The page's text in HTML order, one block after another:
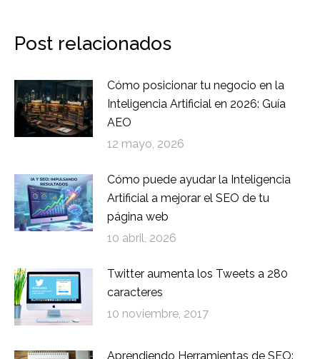
Post relacionados
Cómo posicionar tu negocio en la
Inteligencia Artificial en 2026: Guía
AEO
12 mayo, 2026
Cómo puede ayudar la Inteligencia
Artificial a mejorar el SEO de tu
página web
10 abril, 2026
Twitter aumenta los Tweets a 280
caracteres
10 noviembre, 2017
Aprendiendo Herramientas de SEO: